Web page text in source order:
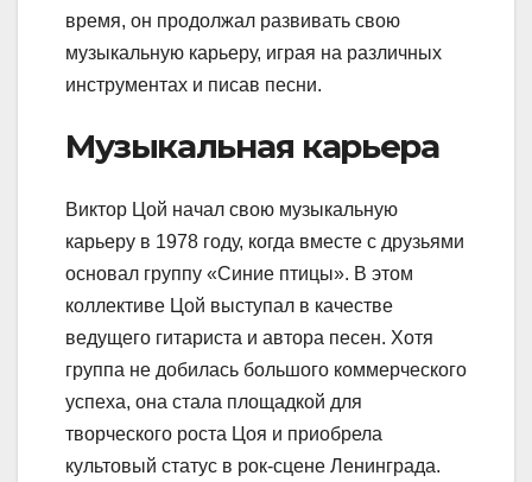
время, он продолжал развивать свою
музыкальную карьеру, играя на различных
инструментах и писав песни.
Музыкальная карьера
Виктор Цой начал свою музыкальную
карьеру в 1978 году, когда вместе с друзьями
основал группу «Синие птицы». В этом
коллективе Цой выступал в качестве
ведущего гитариста и автора песен. Хотя
группа не добилась большого коммерческого
успеха, она стала площадкой для
творческого роста Цоя и приобрела
культовый статус в рок-сцене Ленинграда.